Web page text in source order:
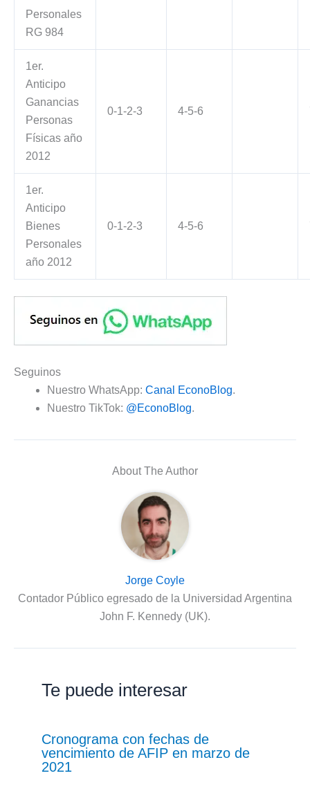
Personales
RG 984
1er.
Anticipo
Ganancias
Personas
Físicas año
2012
0-1-2-3 4-5-6
1er.
Anticipo
Bienes
Personales
año 2012
0-1-2-3 4-5-6
Seguinos
Nuestro WhatsApp: Canal EconoBlog.
Nuestro TikTok: @EconoBlog.
About The Author
Jorge Coyle
Contador Público egresado de la Universidad Argentina
John F. Kennedy (UK).
Te puede interesar
Cronograma con fechas de
vencimiento de AFIP en marzo de
2021